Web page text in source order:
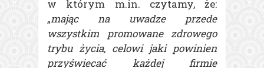
w którym m.in. czytamy, że:
„mając na uwadze przede
wszystkim promowane zdrowego
trybu życia, celowi jaki powinien
przyświecać każdej firmie